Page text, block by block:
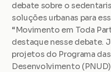
debate sobre o
soluções urbanas para
“Movimento em Toda
destaque nesse debate.
projetos do Programa
Desenvolvimento